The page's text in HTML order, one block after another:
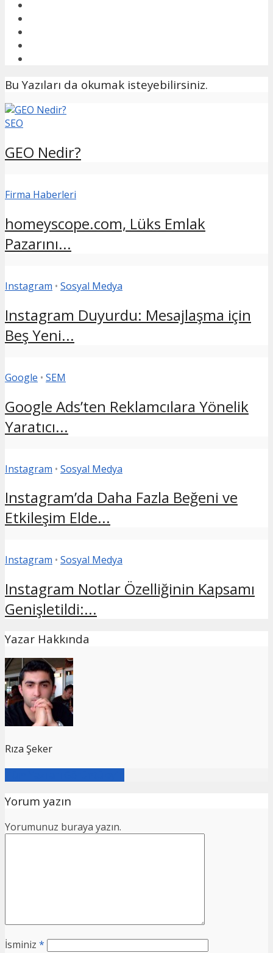
Bu Yazıları da okumak isteyebilirsiniz.
SEO
GEO Nedir?
Firma Haberleri
homeyscope.com, Lüks Emlak
Pazarını...
Instagram • Sosyal Medya
Instagram Duyurdu: Mesajlaşma için
Beş Yeni...
Google • SEM
Google Ads’ten Reklamcılara Yönelik
Yaratıcı...
Instagram • Sosyal Medya
Instagram’da Daha Fazla Beğeni ve
Etkileşim Elde...
Instagram • Sosyal Medya
Instagram Notlar Özelliğinin Kapsamı
Genişletildi:...
Yazar Hakkında
Rıza Şeker
Yorum yazın
Yorumunuz buraya yazın.
İsminiz *